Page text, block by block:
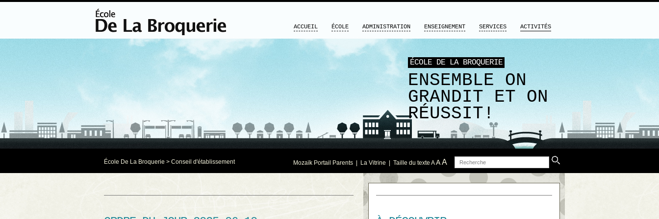
ÉCOLE DE LA BROQUERIE
ENSEMBLE ON
GRANDIT ET ON
RÉUSSIT!
ACCUEIL ÉCOLE ADMINISTRATION ENSEIGNEMENT SERVICES ACTIVITÉS
École De La Broquerie > Conseil d'établissement Mozaïk Portail Parents La Vitrine | Taille du texte A AA Recherche